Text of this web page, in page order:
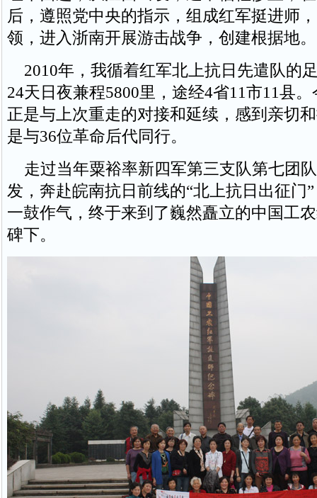
后，遵照党中央的指示，组成红军挺进师
领，进入浙南开展游击战争，创建根据地。
2010年，我循着红军北上抗日先遣队的
24天日夜兼程5800里，途经4省11市11县
正是与上次重走的对接和延续，感到亲切
是与36位革命后代同行。
走过当年粟裕率新四军第三支队第七团
发，奔赴皖南抗日前线的“北上抗日出征门
一鼓作气，终于来到了巍然矗立的中国工
碑下。